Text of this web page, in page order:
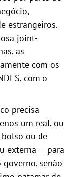
estrangeiros.
joint-
as
com os
com o
precisa
um real, ou
ou de
externa — para
governo, senão